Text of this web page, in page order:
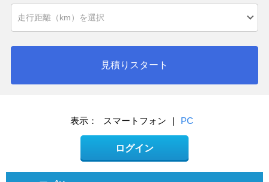
見積りスタート
表示： スマートフォン | PC
ログイン